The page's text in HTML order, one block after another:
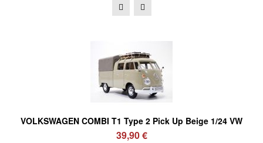
VOLKSWAGEN COMBI T1 Type 2 Pick Up Beige 1/24 VW
39,90 €